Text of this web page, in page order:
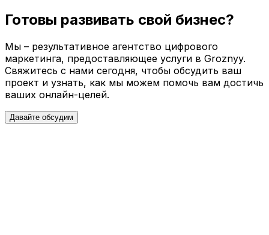
Готовы развивать свой бизнес?
Мы – результативное агентство цифрового
маркетинга, предоставляющее услуги в Groznyy.
Свяжитесь с нами сегодня, чтобы обсудить ваш
проект и узнать, как мы можем помочь вам достичь
ваших онлайн-целей.
Давайте обсудим